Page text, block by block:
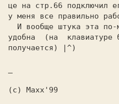
це на стр.66 подключил
у меня все правильно
удобна  (на  клавиатуре
получается) |^)
(c) Maxx'99